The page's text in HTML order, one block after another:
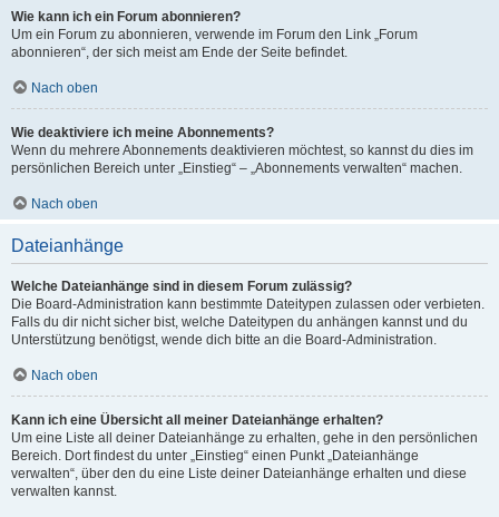
Wie kann ich ein Forum abonnieren?
Um ein Forum zu abonnieren, verwende im Forum den Link „Forum
abonnieren“, der sich meist am Ende der Seite befindet.
Nach oben
Wie deaktiviere ich meine Abonnements?
Wenn du mehrere Abonnements deaktivieren möchtest, so kannst du dies im
persönlichen Bereich unter „Einstieg“ – „Abonnements verwalten“ machen.
Nach oben
Dateianhänge
Welche Dateianhänge sind in diesem Forum zulässig?
Die Board-Administration kann bestimmte Dateitypen zulassen oder verbieten.
Falls du dir nicht sicher bist, welche Dateitypen du anhängen kannst und du
Unterstützung benötigst, wende dich bitte an die Board-Administration.
Nach oben
Kann ich eine Übersicht all meiner Dateianhänge erhalten?
Um eine Liste all deiner Dateianhänge zu erhalten, gehe in den persönlichen
Bereich. Dort findest du unter „Einstieg“ einen Punkt „Dateianhänge
verwalten“, über den du eine Liste deiner Dateianhänge erhalten und diese
verwalten kannst.